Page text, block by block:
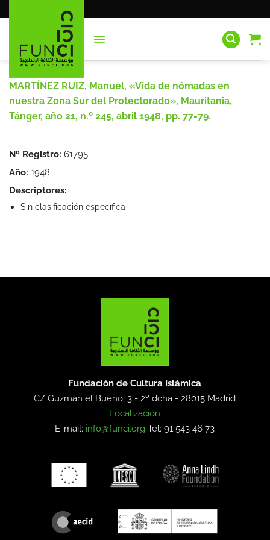
al
MARTÍNEZ RUIZ, Manuel, «Vida de nómadas en
nuestra Zona Sur del Protectorado», Mauritania,
Tánger, año 21, n.º 245, abril 1948, pp. 77-79.
Nº Registro: 61795
Año: 1948
Descriptores:
Sin clasificación específica
Fundación de Cultura Islámica
C/ Guzmán el Bueno, 3 - 2º dcha -28015 Madrid
Localización
E-mail: info@funci.org Tel: 91 543 46 73